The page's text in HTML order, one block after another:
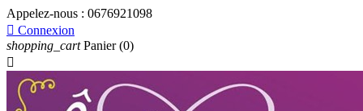
Appelez-nous : 0676921098
 Connexion
shopping_cart Panier (0)
